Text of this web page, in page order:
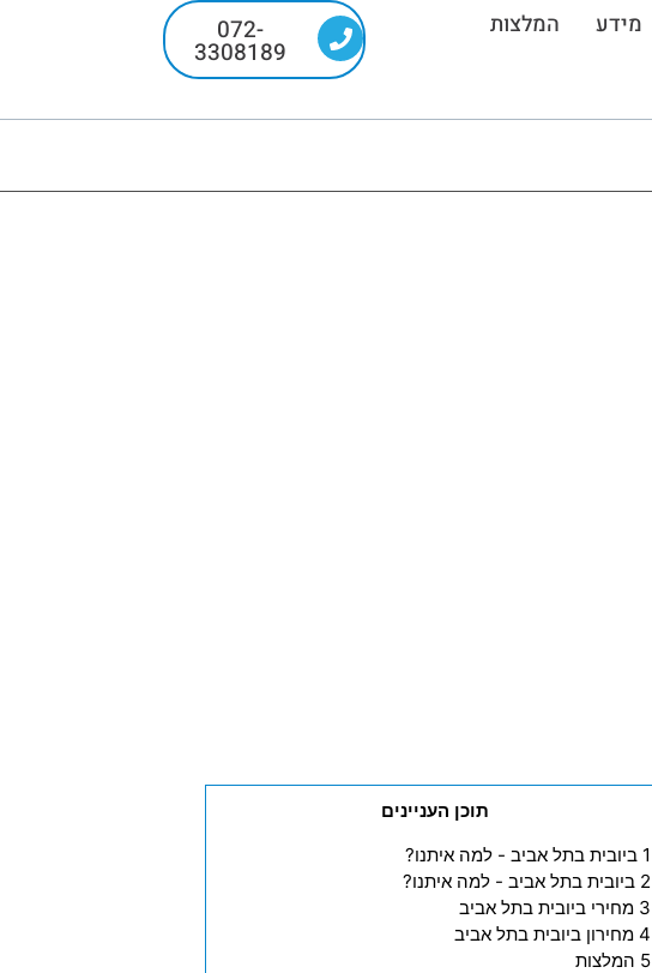
מידע
המלצות
072-
3308189
תוכן העניינים
1 ביובית בתל אביב - למה איתנו?
2 ביובית בתל אביב - למה איתנו?
3 מחירי ביובית בתל אביב
4 מחירון ביובית בתל אביב
5 המלצות